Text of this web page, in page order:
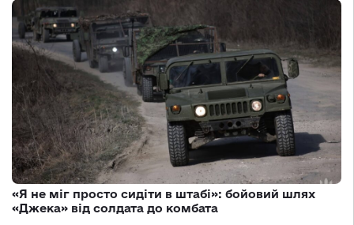
«Я не міг просто сидіти в штабі»: бойовий шлях
«Джека» від солдата до комбата